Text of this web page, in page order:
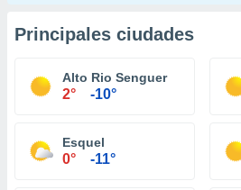
Principales ciudades
Alto Rio Senguer
2° -10°
Esquel
0° -11°